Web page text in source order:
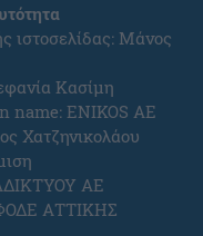
ιστοσελίδας: Μάνος
Κασίμη
name: ENIKOS AE
Χατζηνικολάου
ΑΕ
ΑΤΤΙΚΗΣ